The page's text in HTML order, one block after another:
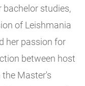
bachelor studies,
of Leishmania
her passion for
between host
the Master's